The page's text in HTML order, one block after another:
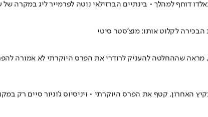
דוחף למהלך • בינתיים הברזילאי נוטה לפרמייר ליג במקרה
הבכירה לקלוט אותו: מנצ'סטר סיטי
של ליאו מסי ב-2021 ועוד שרשרת החלטות הזויה, מראה שההחלטה להעניק לרודרי את הפרס
האחרון, קטף את הפרס היוקרתי • ויניסיוס ג'וניור סיים רק